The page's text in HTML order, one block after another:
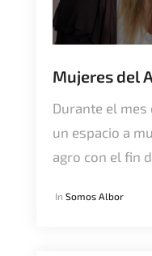
Mujeres del
Durante el
un espacio a
agro con el fin
In Somos Albor